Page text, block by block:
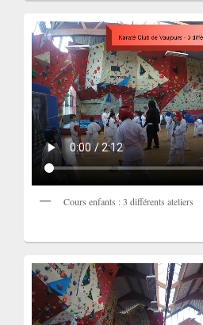
Cours enfants : 3 différents ateliers